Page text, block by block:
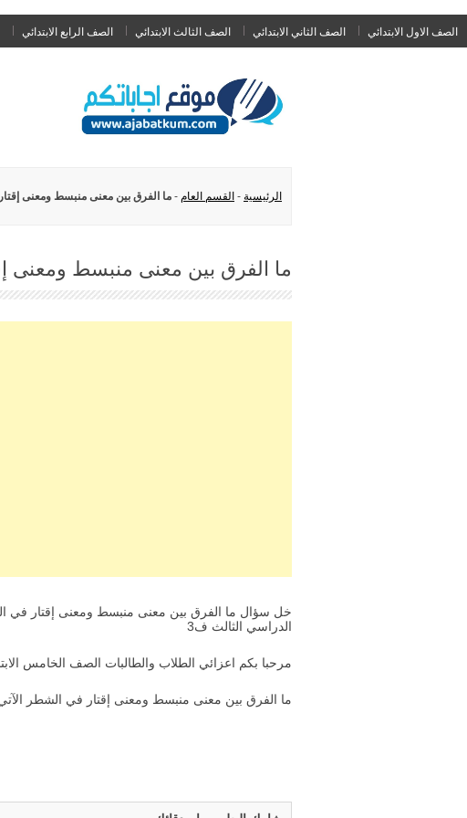
الصف الاول الابتدائي الصف الثاني الابتدائي الصف الثالث الابتدائي الصف الرابع الابتدائي
الرئيسية - القسم العام - ما الفرق بين معنى منبسط ومعنى
ما الفرق بين معنى منبسط ومعنى
خل سؤال ما الفرق بين معنى منبسط ومعنى إقتار في
الدراسي الثالث ف3
مرحبا بكم اعزائي الطلاب والطالبات الصف الخامس
ما الفرق بين معنى منبسط ومعنى إقتار في الشطر